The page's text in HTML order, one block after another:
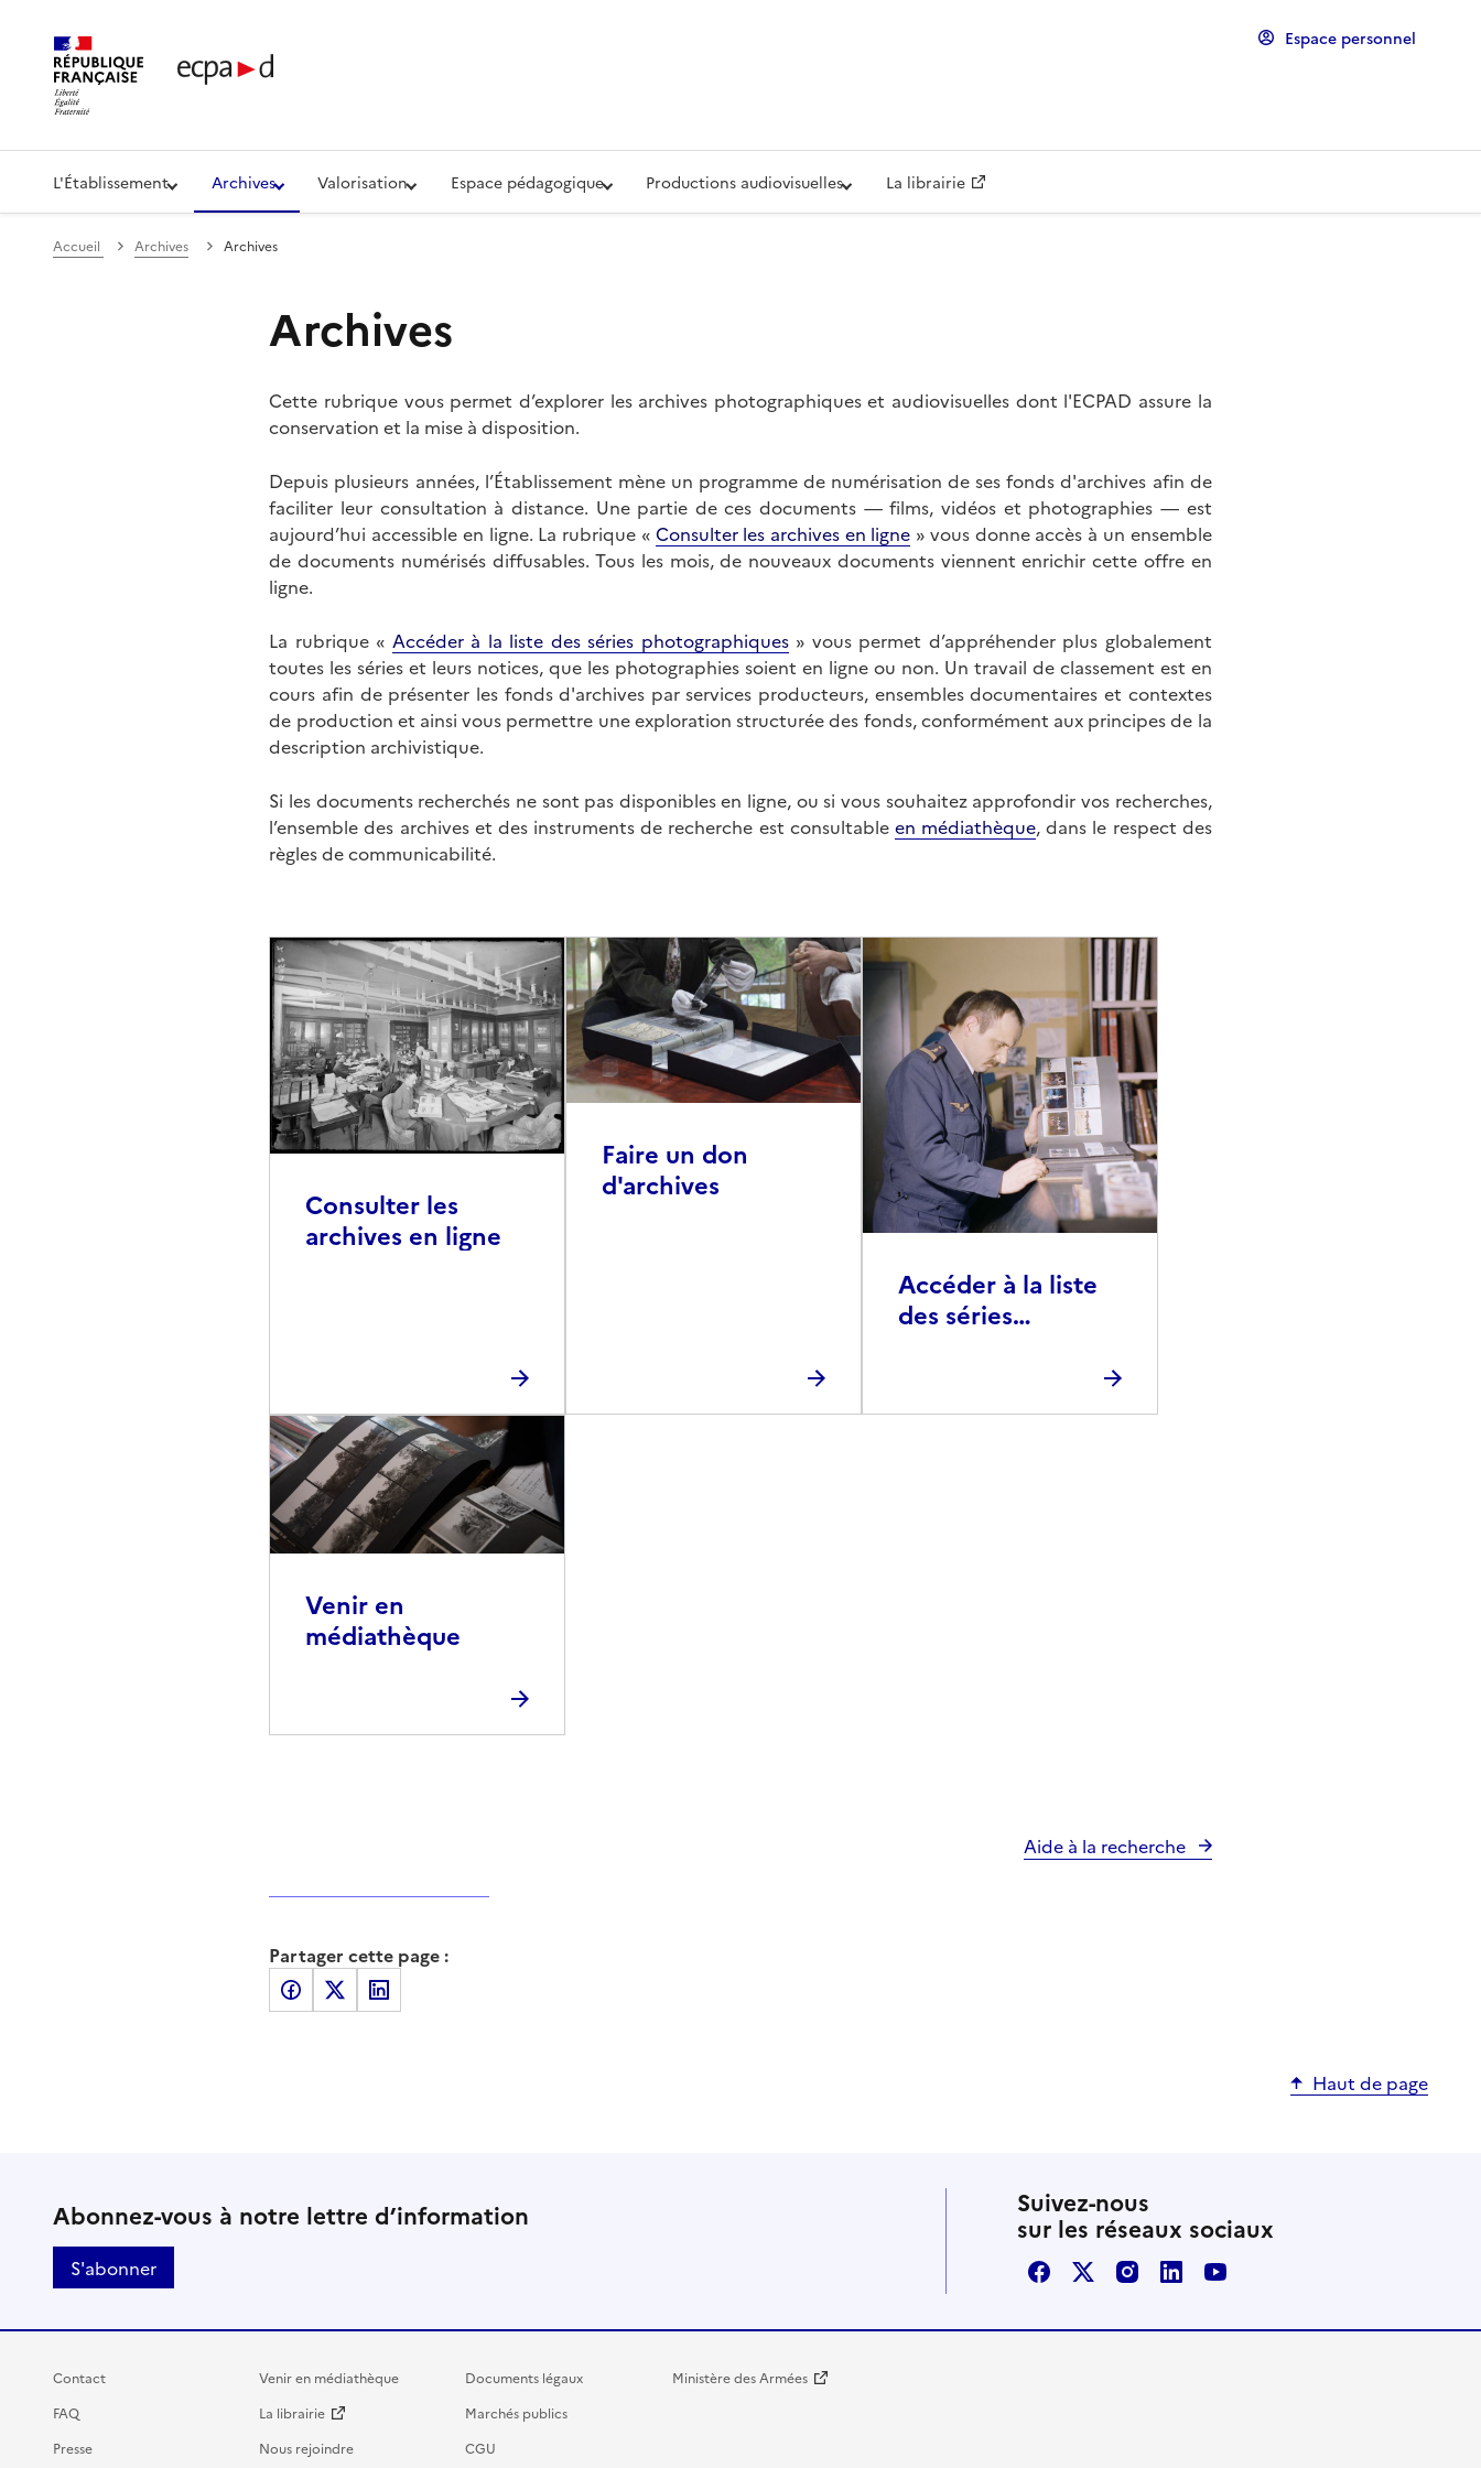
Établissement de communication et de production audiovisuelle de la Défense (ECPAD) Espace personnel
L'Établissement Archives Valorisation Espace pédagogique Productions audiovisuelles La librairie
Accueil Archives Archives
Archives
Cette rubrique vous permet d’explorer les archives photographiques et audiovisuelles dont l'ECPAD assure la
conservation et la mise à disposition.
Depuis plusieurs années, l’Établissement mène un programme de numérisation de ses fonds d'archives afin de
faciliter leur consultation à distance. Une partie de ces documents — films, vidéos et photographies — est
aujourd’hui accessible en ligne. La rubrique « Consulter les archives en ligne » vous donne accès à un ensemble
de documents numérisés diffusables. Tous les mois, de nouveaux documents viennent enrichir cette offre en
ligne.
La rubrique « Accéder à la liste des séries photographiques» vous permet d’appréhender plus globalement
toutes les séries et leurs notices, que les photographies soient en ligne ou non. Un travail de classement est en
cours afin de présenter les fonds d'archives par services producteurs, ensembles documentaires et contextes
de production et ainsi vous permettre une exploration structurée des fonds, conformément aux principes de la
description archivistique.
Si les documents recherchés ne sont pas disponibles en ligne, ou si vous souhaitez approfondir vos recherches,
l’ensemble des archives et des instruments de recherche est consultable en médiathèque, dans le respect des
règles de communicabilité.
Consulter les
archives en ligne
Faire un don
d'archives
Accéder à la liste
des séries
Venir en
médiathèque
Aide à la recherche
Partager cette page :
Partager sur Facebook
Partager sur XPartager sur LinkedIn
Haut de page
Abonnez-vous à notre lettre d’information
S'abonner
Suivez-nous
sur les réseaux sociaux
FacebookX / TwitterInstagram
LinkedInYoutube
Contact
FAQ
Presse
Venir en médiathèque
La librairie
Nous rejoindre
Documents légaux
Marchés publics
CGU
Ministère des Armées